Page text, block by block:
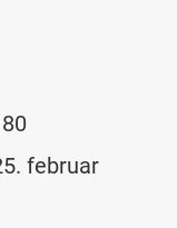
februar